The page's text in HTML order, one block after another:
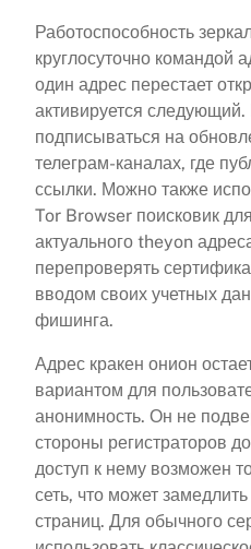
Работоспособность
круглосуточно командой
один адрес перестает
активируется следующий.
подписываться на
телеграм-каналах, где
ссылки. Можно также
Tor Browser поисковик
актуального theyon
перепроверять
вводом своих учетных
фишинга.
Адрес кракен онион
вариантом для
анонимность. Он не
стороны регистраторов
доступ к нему возможен
сеть, что может замедлить
страниц. Для обычного